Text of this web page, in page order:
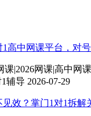
1高中网课平台，对
课|2026网课|高中网
辅导 2026-07-29
效？掌门1对1拆解